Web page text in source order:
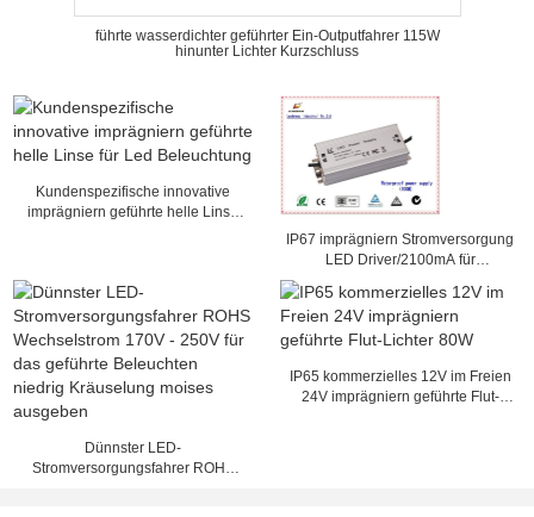
führte wasserdichter geführter Ein-Outputfahrer 115W
hinunter Lichter Kurzschluss
Kundenspezifische innovative
imprägniern geführte helle Linse
IP67 imprägniern Stromversorgung
LED Driver/2100mA für
Straßenbeleuchtung, sortiert 152 x
68 x 38mm
Dünnster LED-
Stromversorgungsfahrer ROHS
IP65 kommerzielles 12V im Freien
24V imprägniern geführte Flut-